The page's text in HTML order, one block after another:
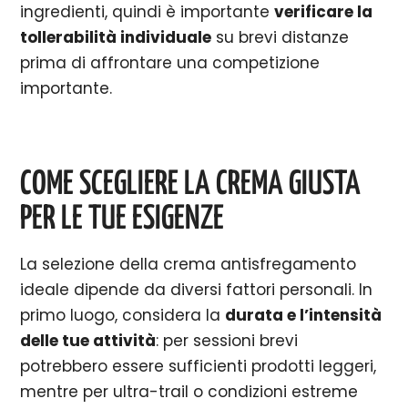
ingredienti, quindi è importanteverificare la
tollerabilità individuale su brevi distanze
prima di affrontare una competizione
importante.
COME SCEGLIERE LA CREMA GIUSTA
PER LE TUE ESIGENZE
La selezione della crema antisfregamento
ideale dipende da diversi fattori personali. In
primo luogo, considera la durata e l’intensità
delle tue attività: per sessioni brevi
potrebbero essere sufficienti prodotti leggeri,
mentre per ultra-trail o condizioni estreme